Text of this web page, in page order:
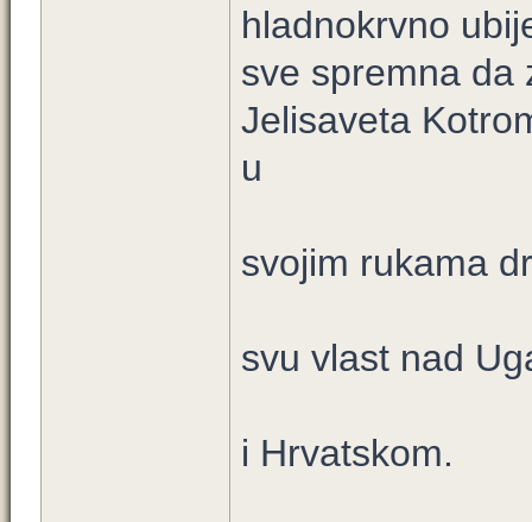
hladnokrvno
sve spremna da
Jelisaveta
u
svojim rukama
svu vlast nad
i Hrvatskom.